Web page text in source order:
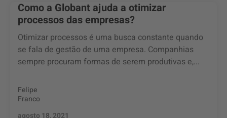
Como a Globant ajuda a otimizar
processos das empresas?
Otimizar processos é uma busca constante quando
se fala de gestão de uma empresa. Companhias
sempre procuram formas de serem produtivas e,...
Felipe
Franco
agosto 18, 2021